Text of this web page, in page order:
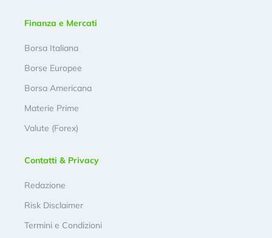
Finanza e Mercati
Borsa Italiana
Borse Europee
Borsa Americana
Materie Prime
Valute (Forex)
Contatti & Privacy
Redazione
Risk Disclaimer
Termini e Condizioni